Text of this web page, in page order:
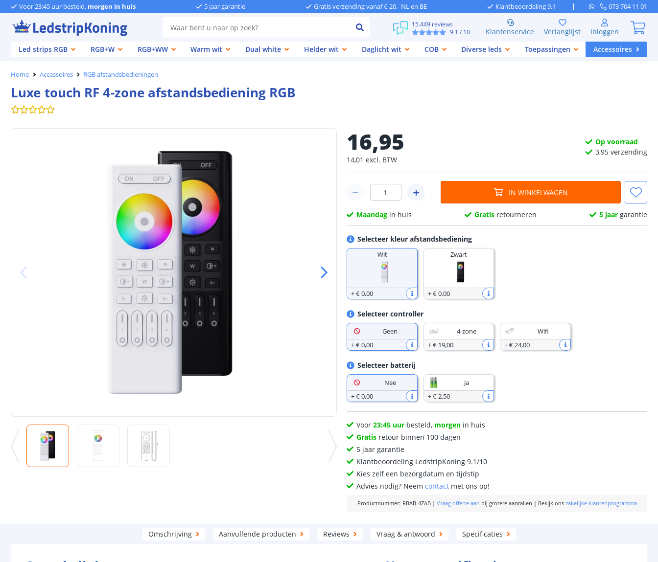
Voor 23:45 uur besteld, morgen in huis 5 jaar garantie Gratis verzending vanaf € 20,- NL en BE Klantbeoordeling 9.1 073 704 11 01
15.449 reviews
9.1 / 10 Klantenservice Verlanglijst
Inloggen
Led strips RGB
RGB+W RGB+WW Warm wit Dual white Helder wit Daglicht wit COB Diverse leds Toepassingen Accessoires
Home Accessoires RGB afstandsbedieningen
Luxe touch RF 4-zone afstandsbediening RGB
16,95
14,01 excl. BTW
Op voorraad
3,95 verzending
IN WINKELWAGEN
Maandag in huis Gratis retourneren 5 jaargarantie
Selecteer kleur afstandsbediening
Wit
+€ 0,00
Zwart
+€ 0,00
Selecteer controller
Geen
+€ 0,00
4-zone
+€ 19,00
Wifi
+€ 24,00
Selecteer batterij
Nee
+€ 0,00
Ja
+€ 2,50
Voor23:45 uur besteld, morgen in huis
Gratis retour binnen 100 dagen
5 jaar garantie
Klantbeoordeling LedstripKoning 9.1/10
Kies zelf een bezorgdatum en tijdstip
Advies nodig? Neemcontact met ons op!
Productnummer: RBAB-4ZAB| Vraag offerte aan bij grotere aantallen | Bekijk ons zakelijke klantenprogramma
Omschrijving Aanvullende producten Reviews Vraag & antwoord Specificaties